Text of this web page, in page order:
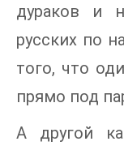
дураков и
русских по
того, что
прямо под
А другой